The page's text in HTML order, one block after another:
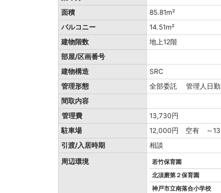
面積
85.81m²
バルコニー
14.51m²
建物階数
地上12階
部屋/区画番号
建物構造
SRC
管理形態
全部委託 管理人日
間取内容
管理費
13,730円
駐車場
12,000円 空有 ～
引渡/入居時期
相談
周辺環境
若竹保育園
北須磨第２保育園
神戸市立南落合小学校